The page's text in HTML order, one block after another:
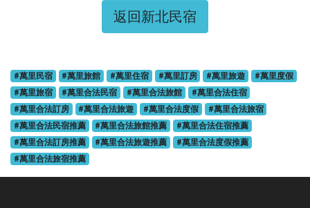
返回新北民宿
#萬里民宿 #萬里旅館 #萬里住宿 #萬里訂房 #萬里旅遊
#萬里度假
#萬里旅宿
#萬里合法民宿 #萬里合法旅館
#萬里合法住宿
#萬里合法訂房
#萬里合法旅遊 #萬里合法度假
#萬里合法旅宿
#萬里合法民宿推薦
#萬里合法旅館推薦
#萬里合法住宿推薦
#萬里合法訂房推薦
#萬里合法旅遊推薦
#萬里合法度假推薦
#萬里合法旅宿推薦